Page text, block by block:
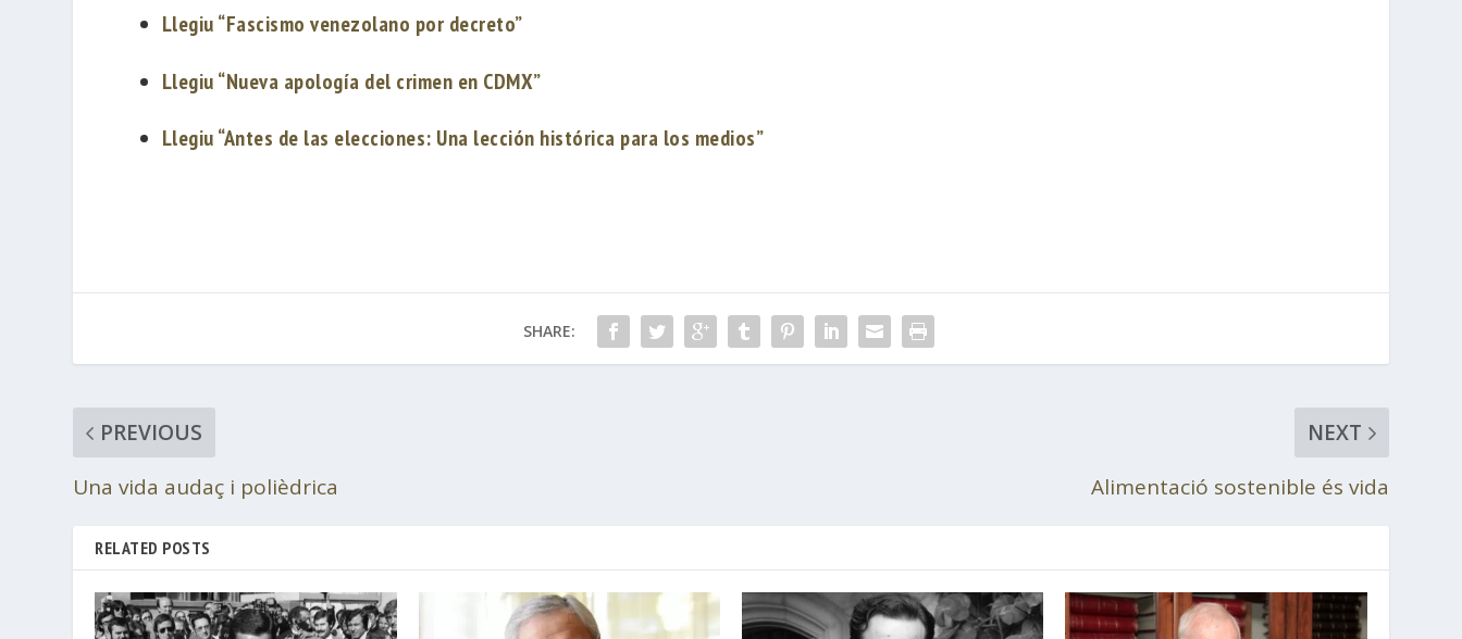
Llegiu “Fascismo venezolano por decreto”
Llegiu “Nueva apología del crimen en CDMX”
Llegiu “Antes de las elecciones: Una lección histórica para los medios”
SHARE:
PREVIOUS
Una vida audaç i polièdrica
NEXT
Alimentació sostenible és vida
RELATED POSTS